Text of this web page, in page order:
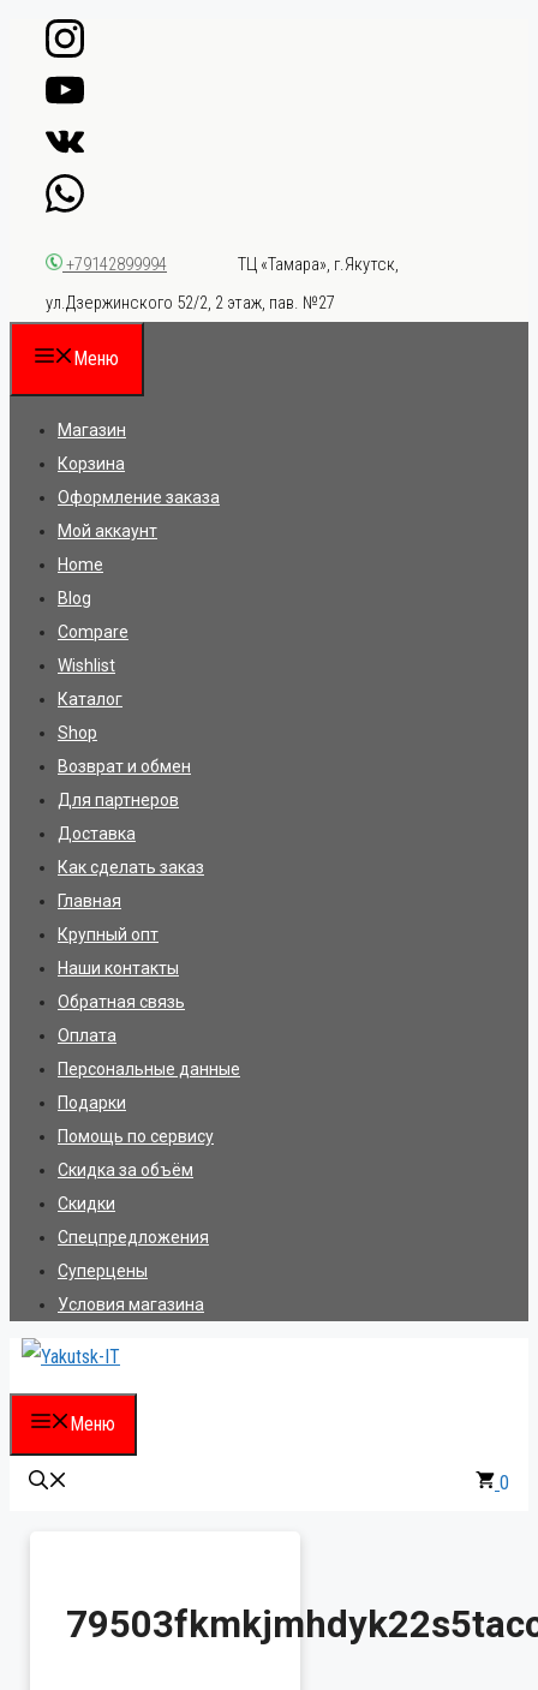
Перейти
содержимому
+79142899994
ТЦ «Тамара», г.Якутск,
ул.Дзержинского 52/2, 2 этаж, пав. №27
Меню
Магазин
Корзина
Оформление заказа
Мой аккаунт
Home
Blog
Compare
Wishlist
Каталог
Shop
Возврат и обмен
Для партнеров
Доставка
Как сделать заказ
Главная
Крупный опт
Наши контакты
Обратная связь
Оплата
Персональные данные
Подарки
Помощь по сервису
Скидка за объём
Скидки
Спецпредложения
Суперцены
Условия магазина
Меню
0